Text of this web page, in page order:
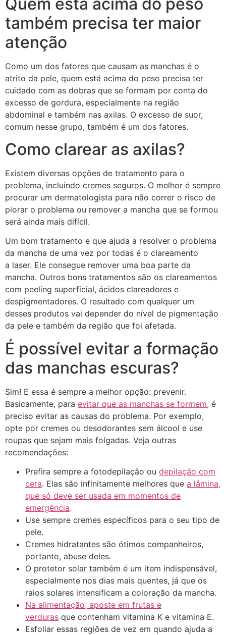
também precisa ter maior
atenção
Como um dos fatores que causam as manchas é o
atrito da pele, quem está acima do peso precisa ter
cuidado com as dobras que se formam por conta do
excesso de gordura, especialmente na região
abdominal e também nas axilas. O excesso de suor,
comum nesse grupo, também é um dos fatores.
Como clarear as axilas?
Existem diversas opções de tratamento para o
problema, incluindo cremes seguros. O melhor é sempre
procurar um dermatologista para não correr o risco de
piorar o problema ou remover a mancha que se formou
será ainda mais difícil.
Um bom tratamento e que ajuda a resolver o problema
da mancha de uma vez por todas é o clareamento
a laser. Ele consegue remover uma boa parte da
mancha. Outros bons tratamentos são os clareamentos
com peeling superficial, ácidos clareadores e
despigmentadores. O resultado com qualquer um
desses produtos vai depender do nível de pigmentação
da pele e também da região que foi afetada.
É possível evitar a formação
das manchas escuras?
Sim! E essa é sempre a melhor opção: prevenir.
Basicamente, para evitar que as manchas se formem, é
preciso evitar as causas do problema. Por exemplo,
opte por cremes ou desodorantes sem álcool e use
roupas que sejam mais folgadas. Veja outras
recomendações:
Prefira sempre a fotodepilação ou depilação com
cera. Elas são infinitamente melhores que a lâmina,
que só deve ser usada em momentos de
emergência.
Use sempre cremes específicos para o seu tipo de
pele.
Cremes hidratantes são ótimos companheiros,
portanto, abuse deles.
O protetor solar também é um item indispensável,
especialmente nos dias mais quentes, já que os
raios solares intensificam a coloração da mancha.
Na alimentação, aposte em frutas e
verduras que contenham vitamina K e vitamina E.
Esfoliar essas regiões de vez em quando ajuda a